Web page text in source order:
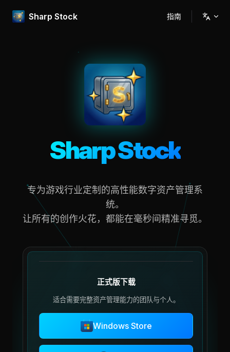
Skip to content
Sharp Stock
Main Navigation
指南
Sharp Stock
专为游戏行业定制的高性能数字资产管理系
统。
让所有的创作火花，都能在毫秒间精准寻觅。
正式版下载
适合需要完整资产管理能力的团队与个人。
Windows Store